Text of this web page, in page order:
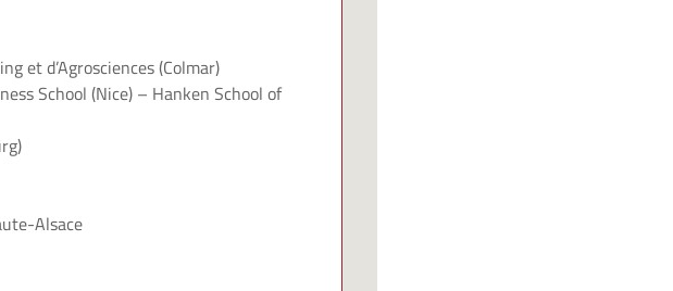
et d’Agrosciences (Colmar)
School (Nice) – Hanken School of
Alsace